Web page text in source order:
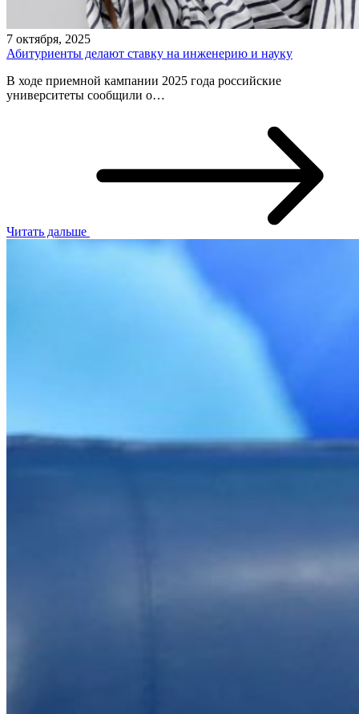
7 октября, 2025
Абитуриенты делают ставку на инженерию и науку
В ходе приемной кампании 2025 года российские
университеты сообщили о…
Читать дальше